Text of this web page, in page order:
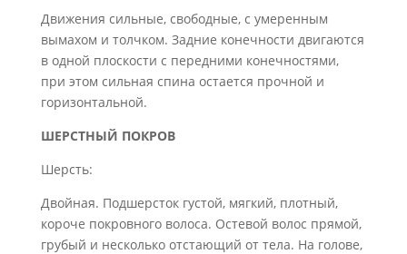
Движения сильные, свободные, с умеренным
вымахом и толчком. Задние конечности двигаются
в одной плоскости с передними конечностями,
при этом сильная спина остается прочной и
горизонтальной.
ШЕРСТНЫЙ ПОКРОВ
Шерсть:
Двойная. Подшерсток густой, мягкий, плотный,
короче покровного волоса. Остевой волос прямой,
грубый и несколько отстающий от тела. На голове,